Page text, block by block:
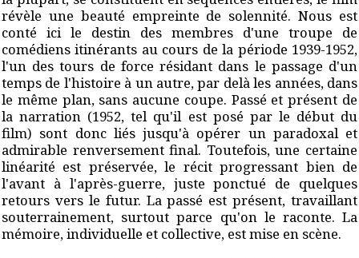
révèle une beauté empreinte de solennité. Nous est
conté ici le destin des membres d'une troupe de
comédiens itinérants au cours de la période 1939-1952,
l'un des tours de force résidant dans le passage d'un
temps de l'histoire à un autre, par delà les années, dans
le même plan, sans aucune coupe. Passé et présent de
la narration (1952, tel qu'il est posé par le début du
film) sont donc liés jusqu'à opérer un paradoxal et
admirable renversement final. Toutefois, une certaine
linéarité est préservée, le récit progressant bien de
l'avant à l'après-guerre, juste ponctué de quelques
retours vers le futur. La passé est présent, travaillant
souterrainement, surtout parce qu'on le raconte. La
mémoire, individuelle et collective, est mise en scène.